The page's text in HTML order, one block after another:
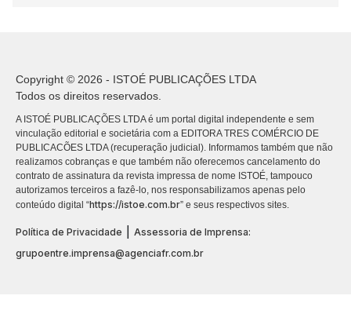
Copyright © 2026 - ISTOÉ PUBLICAÇÕES LTDA
Todos os direitos reservados.
A ISTOÉ PUBLICAÇÕES LTDA é um portal digital independente e sem
vinculação editorial e societária com a EDITORA TRES COMÉRCIO DE
PUBLICACÕES LTDA (recuperação judicial). Informamos também que não
realizamos cobranças e que também não oferecemos cancelamento do
contrato de assinatura da revista impressa de nome ISTOÉ, tampouco
autorizamos terceiros a fazê-lo, nos responsabilizamos apenas pelo
conteúdo digital “https://istoe.com.br” e seus respectivos sites.
Política de Privacidade
Assessoria de Imprensa:
grupoentre.imprensa@agenciafr.com.br